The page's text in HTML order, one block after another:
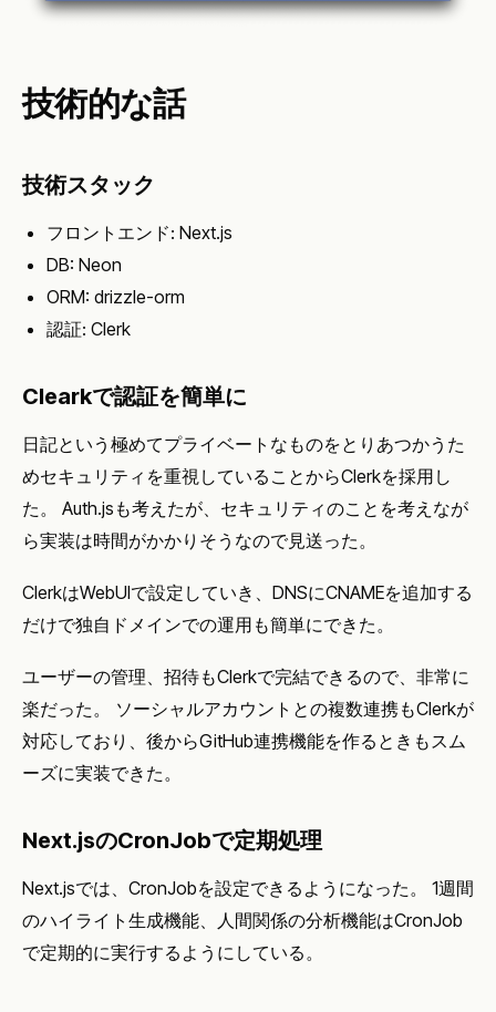
技術的な話
技術スタック
フロントエンド: Next.js
DB: Neon
ORM: drizzle-orm
認証: Clerk
Clearkで認証を簡単に
日記という極めてプライベートなものをとりあつかうた
めセキュリティを重視していることからClerkを採用し
た。 Auth.jsも考えたが、セキュリティのことを考えなが
ら実装は時間がかかりそうなので見送った。
ClerkはWebUIで設定していき、DNSにCNAMEを追加する
だけで独自ドメインでの運用も簡単にできた。
ユーザーの管理、招待もClerkで完結できるので、非常に
楽だった。 ソーシャルアカウントとの複数連携もClerkが
対応しており、後からGitHub連携機能を作るときもスム
ーズに実装できた。
Next.jsのCronJobで定期処理
Next.jsでは、CronJobを設定できるようになった。 1週間
のハイライト生成機能、人間関係の分析機能はCronJob
で定期的に実行するようにしている。